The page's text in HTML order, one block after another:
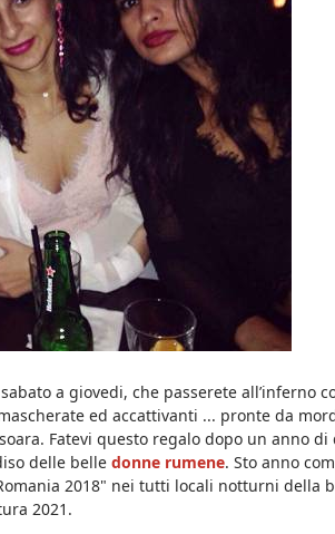
a giovedi, che passerete all’inferno
ed accattivanti ... pronte da
Fatevi questo regalo dopo un anno di
delle belle donne rumene. Sto anno
2018" nei tutti locali notturni della
2021.